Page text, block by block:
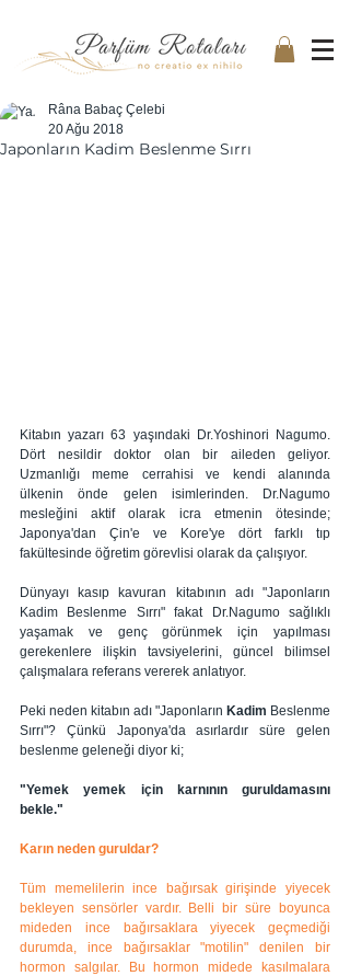
Japonların Kadim Beslenme Sırrı
Râna Babaç Çelebi
20 Ağu 2018
Kitabın yazarı 63 yaşındaki Dr.Yoshinori Nagumo.
Dört nesildir doktor olan bir aileden geliyor.
Uzmanlığı meme cerrahisi ve kendi alanında
ülkenin önde gelen isimlerinden. Dr.Nagumo
mesleğini aktif olarak icra etmenin ötesinde;
Japonya'dan Çin'e ve Kore'ye dört farklı tıp
fakültesinde öğretim görevlisi olarak da çalışıyor.
Dünyayı kasıp kavuran kitabının adı "Japonların
Kadim Beslenme Sırrı" fakat Dr.Nagumo sağlıklı
yaşamak ve genç görünmek için yapılması
gerekenlere ilişkin tavsiyelerini, güncel bilimsel
çalışmalara referans vererek anlatıyor.
Peki neden kitabın adı "Japonların Kadim Beslenme
Sırrı"? Çünkü Japonya'da asırlardır süre gelen
beslenme geleneği diyor ki;
"Yemek yemek için karnının guruldamasını
bekle."
Karın neden guruldar?
Tüm memelilerin ince bağırsak girişinde yiyecek
bekleyen sensörler vardır. Belli bir süre boyunca
mideden ince bağırsaklara yiyecek geçmediği
durumda, ince bağırsaklar "motilin" denilen bir
hormon salgılar. Bu hormon midede kasılmalara